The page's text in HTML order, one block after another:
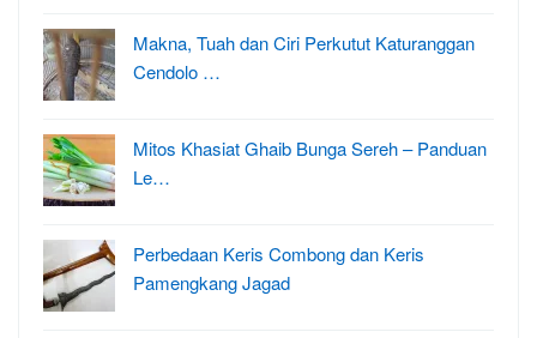
Makna, Tuah dan Ciri Perkutut Katuranggan
Cendolo …
Mitos Khasiat Ghaib Bunga Sereh – Panduan
Le…
Perbedaan Keris Combong dan Keris
Pamengkang Jagad